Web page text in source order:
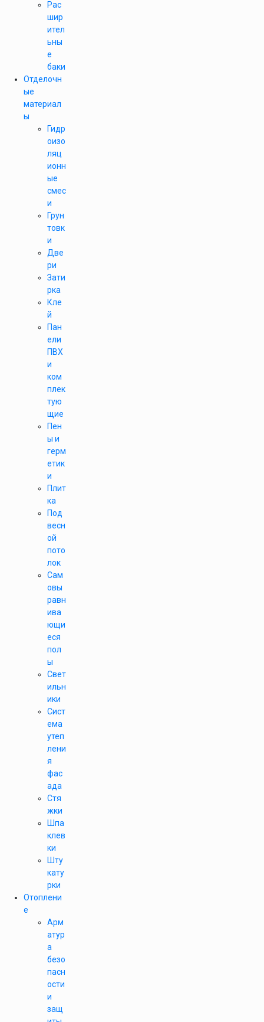
Рас
шир
ител
ьны
е
баки
Отделочн
ые
материал
ы
Гидр
оизо
ляц
ионн
ые
смес
и
Грун
товк
и
Две
ри
Зати
рка
Кле
й
Пан
ели
ПВХ
и
ком
плек
тую
щие
Пен
ы и
герм
етик
и
Плит
ка
Под
весн
ой
пото
лок
Сам
овы
равн
ива
ющи
еся
пол
ы
Свет
ильн
ики
Сист
ема
утеп
лени
я
фас
ада
Стя
жки
Шпа
клев
ки
Шту
кату
рки
Отоплени
е
Арм
атур
а
безо
пасн
ости
и
защ